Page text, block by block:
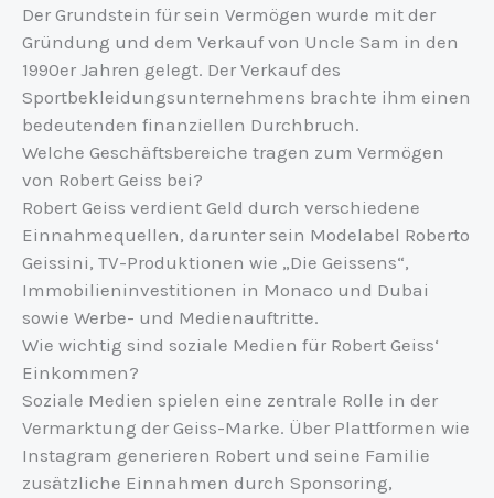
Der Grundstein für sein Vermögen wurde mit der
Gründung und dem Verkauf von Uncle Sam in den
1990er Jahren gelegt. Der Verkauf des
Sportbekleidungsunternehmens brachte ihm einen
bedeutenden finanziellen Durchbruch.
Welche Geschäftsbereiche tragen zum Vermögen
von Robert Geiss bei?
Robert Geiss verdient Geld durch verschiedene
Einnahmequellen, darunter sein Modelabel Roberto
Geissini, TV-Produktionen wie „Die Geissens“,
Immobilieninvestitionen in Monaco und Dubai
sowie Werbe- und Medienauftritte.
Wie wichtig sind soziale Medien für Robert Geiss‘
Einkommen?
Soziale Medien spielen eine zentrale Rolle in der
Vermarktung der Geiss-Marke. Über Plattformen wie
Instagram generieren Robert und seine Familie
zusätzliche Einnahmen durch Sponsoring,